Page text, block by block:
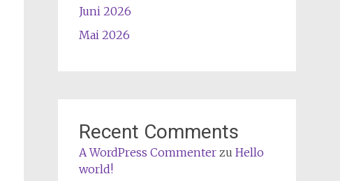
Juni 2026
Mai 2026
Recent Comments
A WordPress Commenterzu Hello
world!